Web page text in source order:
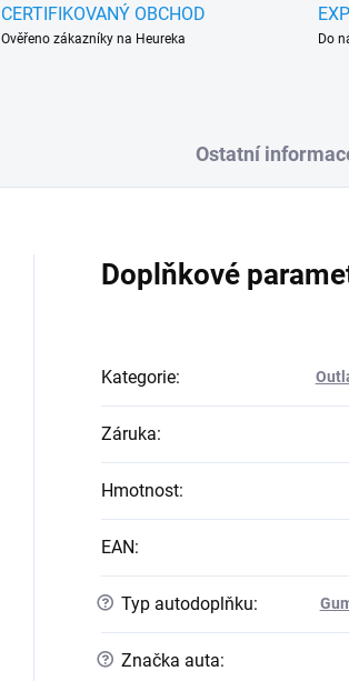
CERTIFIKOVANÝ OBCHOD
Ověřeno zákazníky na Heureka Do
Ostatní
Doplňkové
Kategorie:
Záruka:
Hmotnost:
EAN:
? Typ autodoplňku:
? Značka auta: